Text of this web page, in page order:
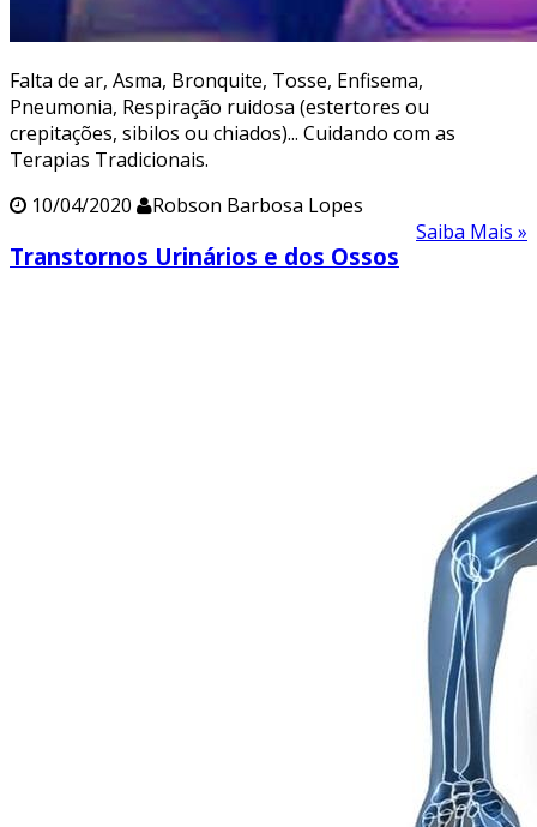
Falta de ar, Asma, Bronquite, Tosse, Enfisema,
Pneumonia, Respiração ruidosa (estertores ou
crepitações, sibilos ou chiados)... Cuidando com as
Terapias Tradicionais.
10/04/2020
Robson Barbosa Lopes
Saiba Mais »
Transtornos Urinários e dos Ossos